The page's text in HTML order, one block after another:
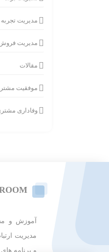
مدیریت
مدیریت
مقالات
موفقیت
وفاداری
آموزش و
مدیریت
و برنامه